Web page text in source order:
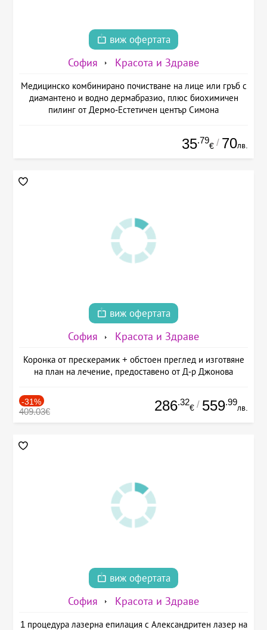
виж офертата
София Красота и Здраве
Медицинско комбинирано почистване на лице или гръб с
диамантено и водно дермабразио, плюс биохимичен
пилинг от Дермо-Естетичен център Симона
35.79
€ / 70лв.
виж офертата
София Красота и Здраве
Коронка от прескерамик + обстоен преглед и изготвяне
на план на лечение, предоставено от Д-р Джонова
-31%
409.03€ 286.32
€ / 559.99
лв.
виж офертата
София Красота и Здраве
1 процедура лазерна епилация с Александритен лазер на